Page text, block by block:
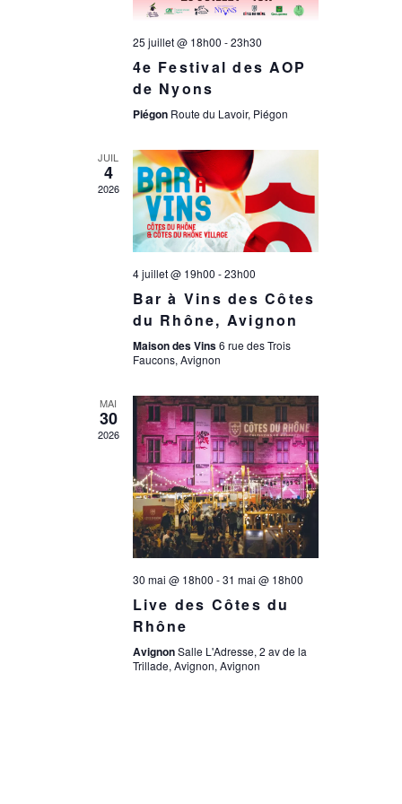
e
e
t
n
a
v
i
a
t
i
o
n
d
v
u
e
s
é
è
n
e
m
e
t
25 juillet @ 18h00 -23h30
4e Festival des AOP
de Nyons
Piégon Route du Lavoir, Piégon
JUIL
4
2026
4 juillet @ 19h00 -23h00
Bar à Vins des Côtes
du Rhône, Avignon
Maison des Vins6 rue des Trois
Faucons, Avignon
MAI
30
2026
30 mai @ 18h00 -31 mai @ 18h00
Live des Côtes du
Rhône
AvignonSalle L'Adresse, 2 av de la
Trillade, Avignon, Avignon